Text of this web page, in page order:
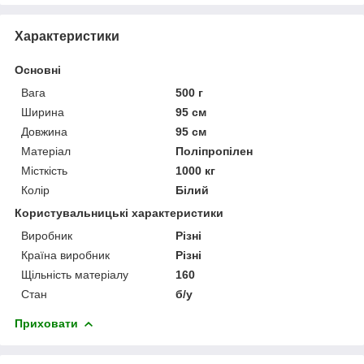
Характеристики
Основні
Вага
500 г
Ширина
95 см
Довжина
95 см
Матеріал
Поліпропілен
Місткість
1000 кг
Колір
Білий
Користувальницькі характеристики
Виробник
Різні
Країна виробник
Різні
Щільність матеріалу
160
Стан
б/у
Приховати